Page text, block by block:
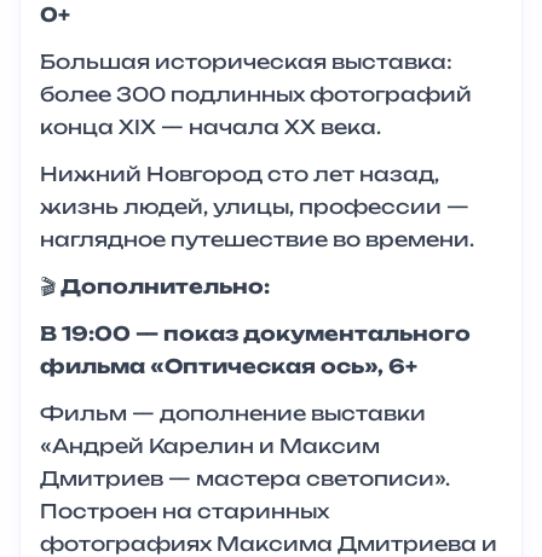
0+
Большая историческая выставка:
более 300 подлинных фотографий
конца XIX — начала XX века.
Нижний Новгород сто лет назад,
жизнь людей, улицы, профессии —
наглядное путешествие во времени.
🎬 Дополнительно:
В 19:00 — показ документального
фильма «Оптическая ось», 6+
Фильм — дополнение выставки
«Андрей Карелин и Максим
Дмитриев — мастера светописи».
Построен на старинных
фотографиях Максима Дмитриева и